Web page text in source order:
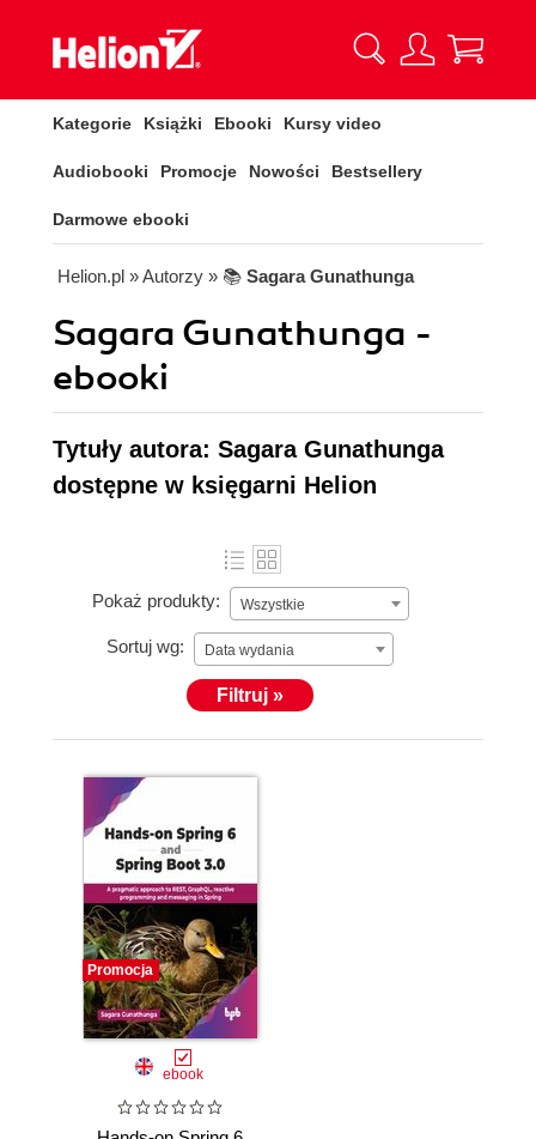
Kategorie Książki Ebooki Kursy video
Audiobooki Promocje Nowości Bestsellery
Darmowe ebooki
Helion.pl » Autorzy » 📚 Sagara Gunathunga
Sagara Gunathunga -
ebooki
Tytuły autora: Sagara Gunathunga
dostępne w księgarni Helion
Pokaż produkty: Wszystkie
Sortuj wg: Data wydania
Filtruj »
Promocja
ebook